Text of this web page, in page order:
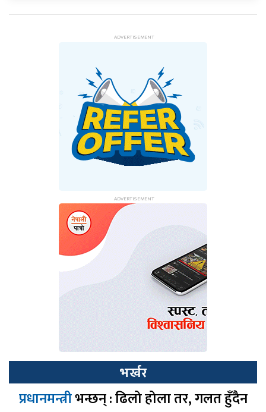
भर्खर
प्रधानमन्त्रीभन्छन् : ढिलो होला तर, गलत हुँदैन